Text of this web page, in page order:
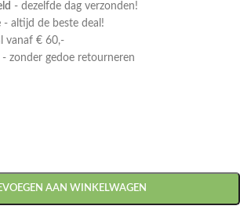
- dezelfde dag verzonden!
- altijd de beste deal!
vanaf € 60,-
- zonder gedoe retourneren
AAN WINKELWAGEN